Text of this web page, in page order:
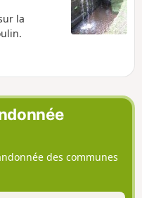
la
des communes